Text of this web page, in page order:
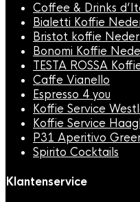
Coffee & Drinks
Bialetti Koffie
Bristot koffie
Bonomi Koffie
TESTA ROSSA
Caffe Vianello
Espresso 4 you
Koffie Service
Koffie Service
P31 Aperitivo
Spirito Cocktails
Klantenservice